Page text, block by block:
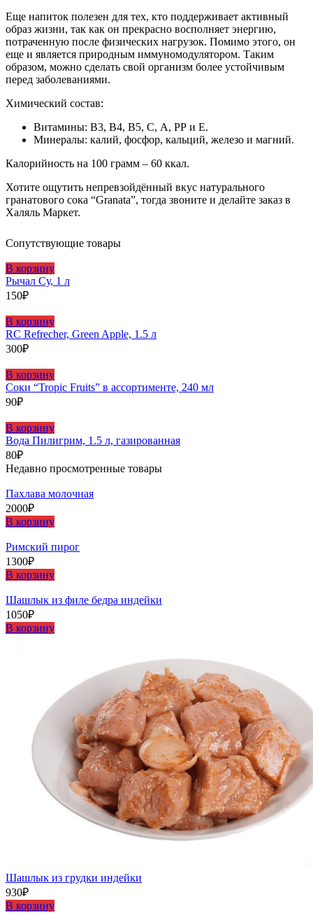
Еще напиток полезен для тех, кто поддерживает активный
образ жизни, так как он прекрасно восполняет энергию,
потраченную после физических нагрузок. Помимо этого, он
еще и является природным иммуномодулятором. Таким
образом, можно сделать свой организм более устойчивым
перед заболеваниями.
Химический состав:
Витамины: В3, В4, В5, С, А, РР и Е.
Минералы: калий, фосфор, кальций, железо и магний.
Калорийность на 100 грамм – 60 ккал.
Хотите ощутить непревзойдённый вкус натурального
гранатового сока “Granata”, тогда звоните и делайте заказ в
Халяль Маркет.
Сопутствующие товары
В корзину
Рычал Су, 1 л
150₽
В корзину
RC Refrecher, Green Apple, 1.5 л
300₽
В корзину
Соки “Tropic Fruits” в ассортименте, 240 мл
90₽
В корзину
Вода Пилигрим, 1.5 л, газированная
80₽
Недавно просмотренные товары
Пахлава молочная
2000₽
В корзину
Римский пирог
1300₽
В корзину
Шашлыĸ из филе бедра индейĸи
1050₽
В корзину
Шашлыĸ из грудĸи индейĸи
930₽
В корзину